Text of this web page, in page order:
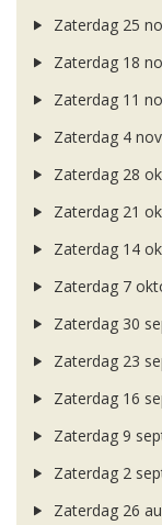
Zaterdag 25
Zaterdag 18
Zaterdag 11
Zaterdag 4
Zaterdag 28
Zaterdag 21
Zaterdag 14
Zaterdag 7
Zaterdag 30
Zaterdag 23
Zaterdag 16
Zaterdag 9
Zaterdag 2
Zaterdag 26